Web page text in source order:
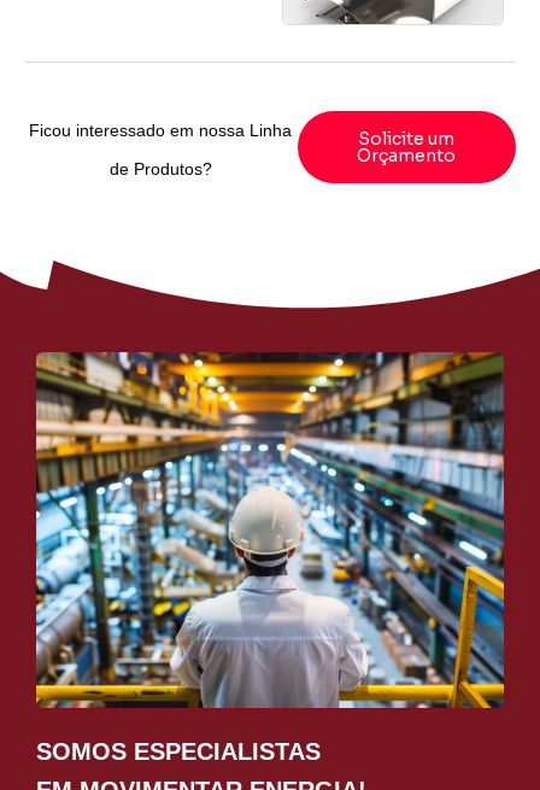
Ficou interessado em nossa Linha
de Produtos?
Solicite um
Orçamento
SOMOS ESPECIALISTAS